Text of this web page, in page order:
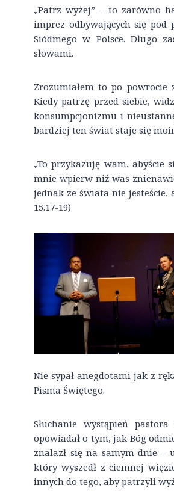
„Patrz wyżej” – to zarówno
imprez odbywających się pod
Siódmego w Polsce. Długo
słowami.
Zrozumiałem to po powrocie
Kiedy patrzę przed siebie,
konsumpcjonizmu i
bardziej ten świat staje się
„To przykazuję wam, abyście
mnie wpierw niż was
jednak ze świata nie jesteście,
15.17-19)
Nie sypał anegdotami jak z
Pisma Świętego.
Słuchanie wystąpień
opowiadał o tym, jak Bóg
znalazł się na samym dnie –
który wyszedł z ciemnej
innych do tego, aby patrzyli